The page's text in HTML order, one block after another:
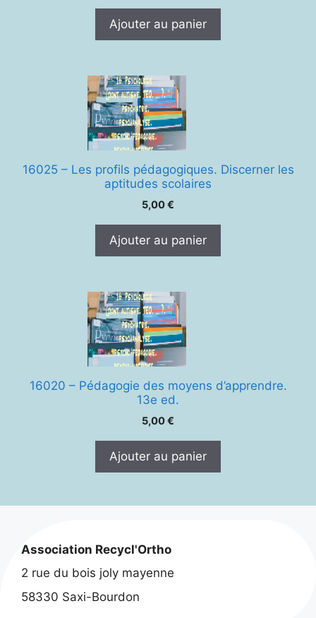
Ajouter au panier
16025 – Les profils pédagogiques. Discerner les
aptitudes scolaires
5,00€
Ajouter au panier
16020 – Pédagogie des moyens d’apprendre.
13e ed.
5,00€
Ajouter au panier
Association Recycl'Ortho
2 rue du bois joly mayenne
58330 Saxi-Bourdon